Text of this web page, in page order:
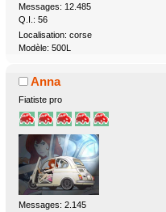
Messages: 12.485
Q.I.: 56
Localisation: corse
Modèle: 500L
Anna
Fiatiste pro
Messages: 2.145